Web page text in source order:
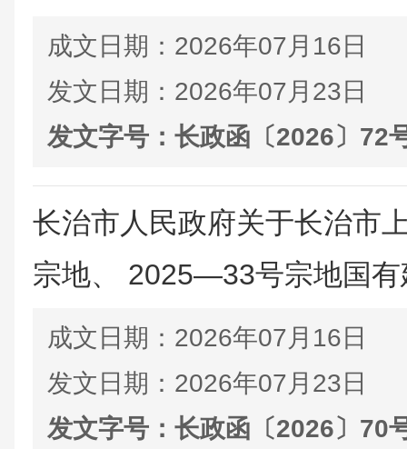
成文日期： 2026年07月16日
发文日期： 2026年07月23日
发文字号： 长政函〔2026〕72
长治市人民政府关于长治市
宗地、 2025—33号宗地国有
成文日期： 2026年07月16日
发文日期： 2026年07月23日
发文字号： 长政函〔2026〕70